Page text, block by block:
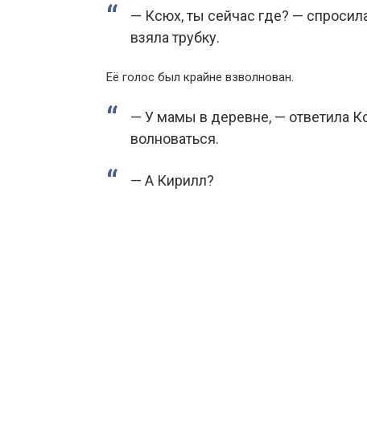
— Ксюх, ты сейчас где? —
взяла трубку.
Её голос был крайне взволнован.
— У мамы в деревне, — ответила
волноваться.
— А Кирилл?